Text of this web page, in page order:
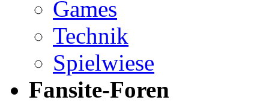
Games
Technik
Spielwiese
Fansite-Foren